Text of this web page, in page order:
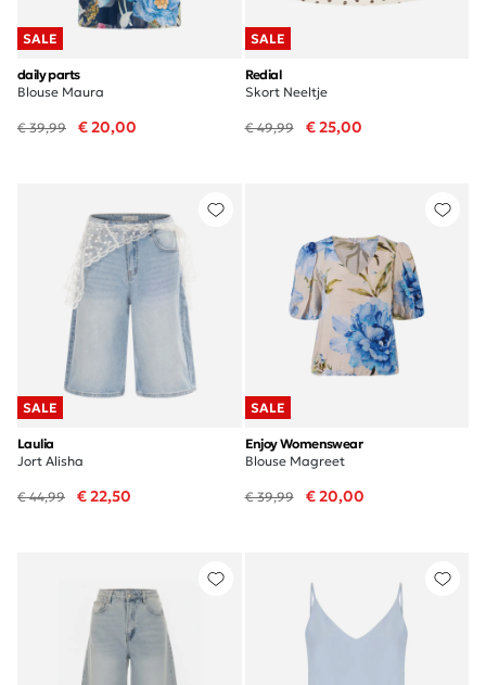
SALE
daily parts
Blouse Maura
€ 39,99 € 20,00
SALE
Redial
Skort Neeltje
€ 49,99 € 25,00
SALE
Laulia
Jort Alisha
€ 44,99 € 22,50
SALE
Enjoy Womenswear
Blouse Magreet
€ 39,99 € 20,00